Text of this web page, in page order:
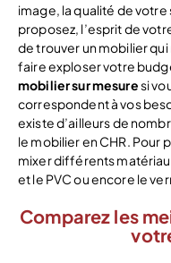
image, la qualité de
proposez, l’esprit de
de trouver un mobilier
faire exploser votre
mobilier sur mesure si
correspondent à vos
existe d’ailleurs de
le mobilier en CHR. Pour
mixer différents
et le PVC ou encore le
Comparez les